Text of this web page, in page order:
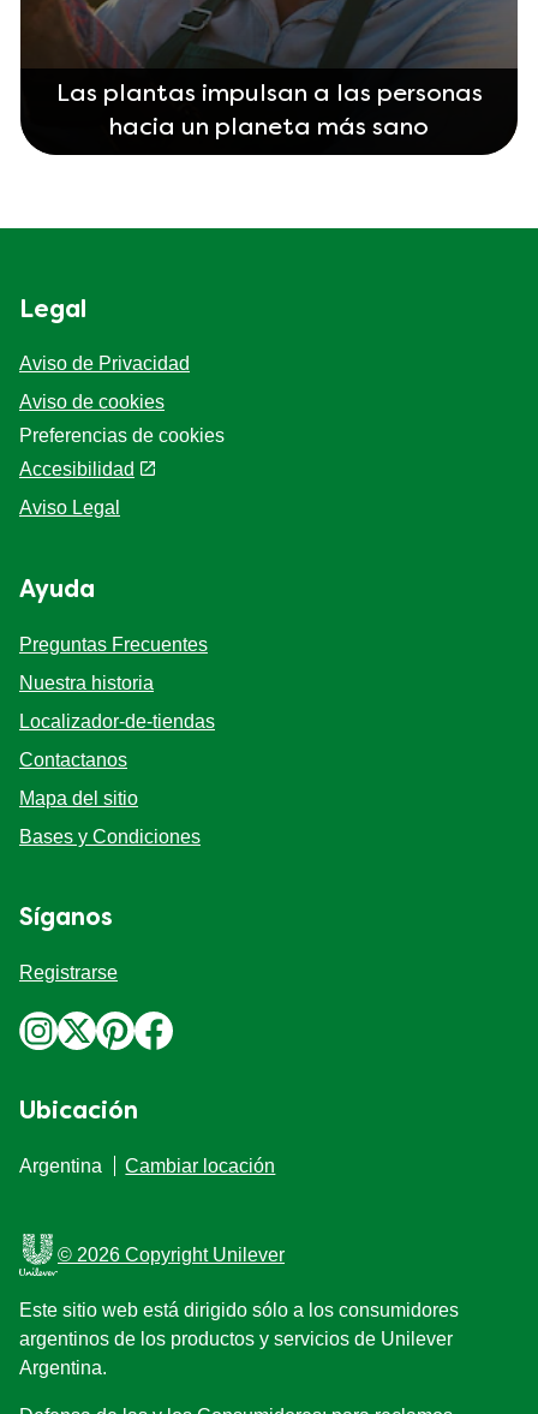
Las plantas impulsan a las personas
hacia un planeta más sano
Legal
Aviso de Privacidad
Aviso de cookies
Preferencias de cookies
Accesibilidad
Aviso Legal
Ayuda
Preguntas Frecuentes
Nuestra historia
Localizador-de-tiendas
Contactanos
Mapa del sitio
Bases y Condiciones
Síganos
Registrarse
Ubicación
Argentina Cambiar locación
© 2026 Copyright Unilever
Este sitio web está dirigido sólo a los consumidores
argentinos de los productos y servicios de Unilever
Argentina.